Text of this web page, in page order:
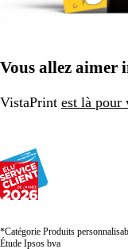
Vous allez aimer
VistaPrint est là pour
*Catégorie Produits
Étude Ipsos bva